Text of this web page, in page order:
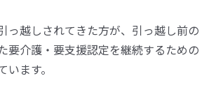
っ越しされてきた方が、引っ越し前の
要介護・要支援認定を継続するための
ます。